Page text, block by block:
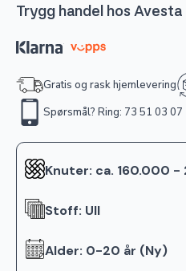
Trygg handel hos
Gratis og rask hjemlevering
Spørsmål? Ring: 73 51 03 07
Knuter: ca. 160.000 -
Stoff: Ull
Alder: 0-20 år (Ny)